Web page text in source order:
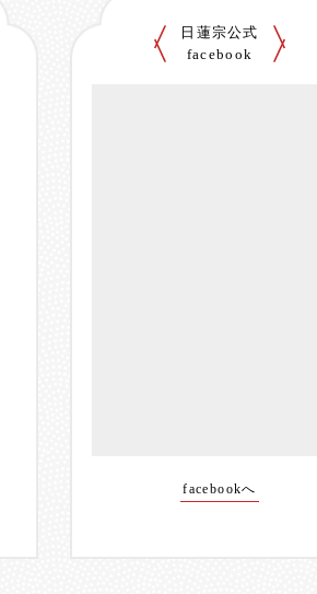
日蓮宗公式
facebook
facebookへ